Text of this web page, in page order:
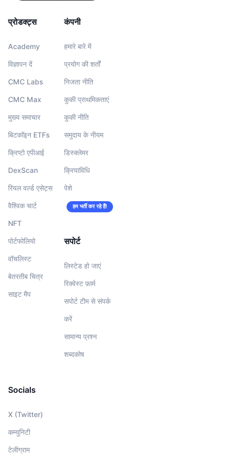
प्रोडक्ट्स
Academy
विज्ञापन दें
CMC Labs
CMC Max
मुख्य समाचार
बिटकॉइन ETFs
क्रिप्टो एपीआई
DexScan
रियल वर्ल्ड एसेट्स
वैश्विक चार्ट
NFT
पोर्टफोलियो
वॉचलिस्‍ट
बेतरतीब चित्र
साइट मैप
कंपनी
हमारे बारे में
प्रयोग की शर्तों
निजता नीति
कुकी प्राथमिकताएं
कुकी नीति
समुदाय के नीयम
डिस्क्लेमर
क्रियाविधि
पेशे
हम भर्ती कर रहे हैं!
सपोर्ट
लिस्टेड हो जाएं
रिक्वेस्ट फ़ार्म
सपोर्ट टीम से संपर्क
करें
सामान्य प्रश्न
शब्दकोष
Socials
X (Twitter)
कम्युनिटी
टेलीग्राम